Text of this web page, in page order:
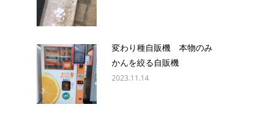
変わり種自販機 本物のみ
かんを絞る自販機
2023.11.14